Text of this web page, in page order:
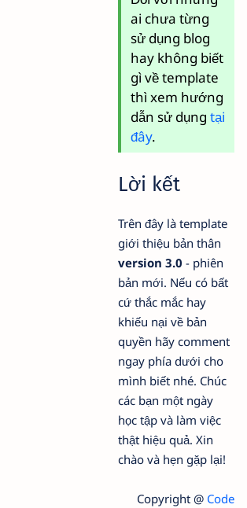
ai chưa từng
sử dụng blog
hay không biết
gì về template
thì xem hướng
dẫn sử dụng tại
đây.
Lời kết
Trên đây là template
giới thiệu bản thân
version 3.0 - phiên
bản mới. Nếu có bất
cứ thắc mắc hay
khiếu nại về bản
quyền hãy comment
ngay phía dưới cho
mình biết nhé. Chúc
các bạn một ngày
học tập và làm việc
thật hiệu quả. Xin
chào và hẹn gặp lại!
Copyright @ Code